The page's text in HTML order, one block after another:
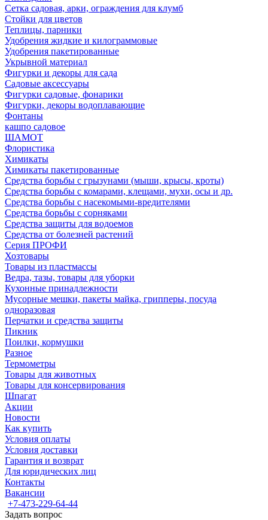
Сетка садовая, арки, ограждения для клумб
Стойки для цветов
Теплицы, парники
Удобрения жидкие и килограммовые
Удобрения пакетированные
Укрывной материал
Фигурки и декоры для сада
Садовые аксессуары
Фигурки садовые, фонарики
Фигурки, декоры водоплавающие
Фонтаны
кашпо садовое
ШАМОТ
Флористика
Химикаты
Химикаты пакетированные
Средства борьбы с грызунами (мыши, крысы, кроты)
Средства борьбы с комарами, клещами, мухи, осы и др.
Средства борьбы с насекомыми-вредителями
Средства борьбы с сорняками
Средства защиты для водоемов
Средства от болезней растений
Серия ПРОФИ
Хозтовары
Товары из пластмассы
Ведра, тазы, товары для уборки
Кухонные принадлежности
Мусорные мешки, пакеты майка, грипперы, посуда
одноразовая
Перчатки и средства защиты
Пикник
Поилки, кормушки
Разное
Термометры
Товары для животных
Товары для консервирования
Шпагат
Акции
Новости
Как купить
Условия оплаты
Условия доставки
Гарантия и возврат
Для юридических лиц
Контакты
Вакансии
+7-473-229-64-44
Задать вопрос